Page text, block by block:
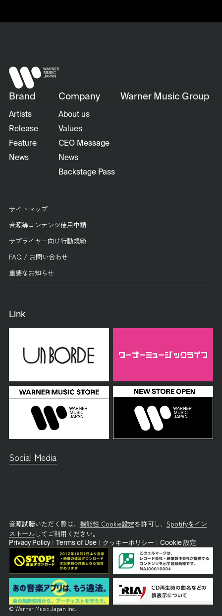
Brand
Artists
Release
Feature
News
Company
About us
Values
CEO Message
News
Backstage Pass
Warner Music Group
サイトマップ
音源等コンテンツ使用申請
サプライヤー向け行動規範
FAQ / お問い合わせ
重要なお知らせ
Link
Social Media
音源試聴いただく際は、 機能性 Cookie設定を許可し、 Spotifyをイン
ストールしてご利用ください。
Privacy Policy Terms of Use クッキーポリシー Cookie 設定
© Warner Music Japan Inc.